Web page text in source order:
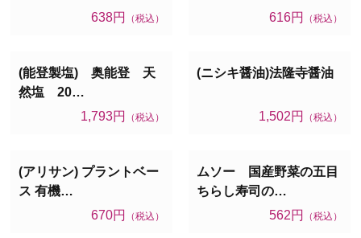
638円
（税込）
616円
（税込）
(能登製塩) 奥能登 天
然塩 20…
1,793円
（税込）
(ニシキ醤油)法隆寺醤油
1,502円 （税込）
(アリサン) プラントベー
ス 有機…
670円
（税込）
ムソー 国産野菜の五目
ちらし寿司の…
562円
（税込）